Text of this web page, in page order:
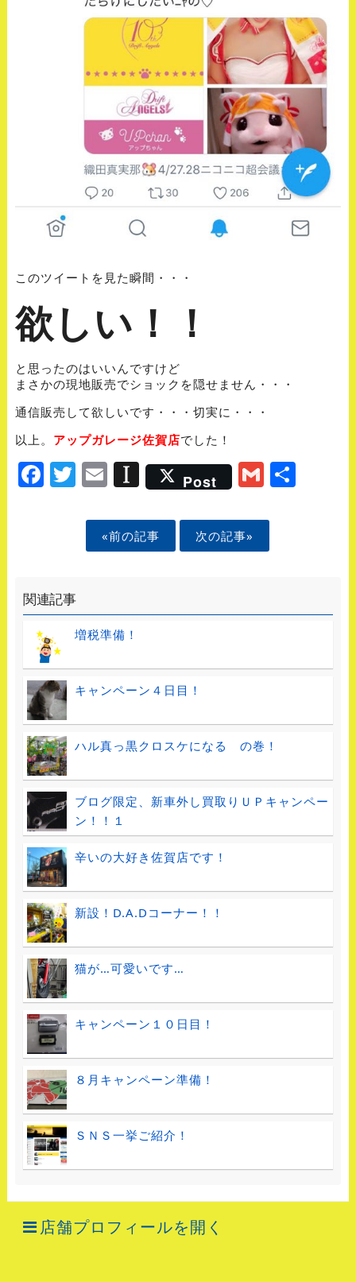
このツイートを見た瞬間・・・
欲しい！！
と思ったのはいいんですけど
まさかの現地販売でショックを隠せません・・・
通信販売して欲しいです・・・切実に・・・
以上。 アップガレージ佐賀店でした！
Facebook
Twitter
Email
Instapaper
Post Gmail
«前の記事 次の記事»
関連記事
増税準備！
キャンペーン４日目！
ハル真っ黒クロスケになる の巻！
ブログ限定、新車外し買取りＵＰキャンペー
ン！！１
辛いの大好き佐賀店です！
新設！D.A.Dコーナー！！
猫が…可愛いです…
キャンペーン１０日目！
８月キャンペーン準備！
ＳＮＳ一挙ご紹介！
店舗プロフィールを開く